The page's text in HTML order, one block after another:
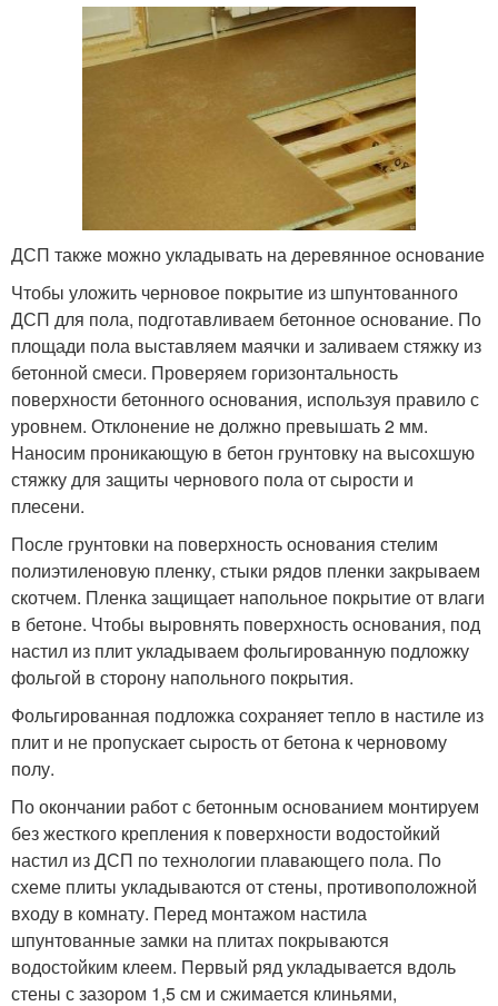
ДСП также можно укладывать на деревянное основание
Чтобы уложить черновое покрытие из шпунтованного
ДСП для пола, подготавливаем бетонное основание. По
площади пола выставляем маячки и заливаем стяжку из
бетонной смеси. Проверяем горизонтальность
поверхности бетонного основания, используя правило с
уровнем. Отклонение не должно превышать 2 мм.
Наносим проникающую в бетон грунтовку на высохшую
стяжку для защиты чернового пола от сырости и
плесени.
После грунтовки на поверхность основания стелим
полиэтиленовую пленку, стыки рядов пленки закрываем
скотчем. Пленка защищает напольное покрытие от влаги
в бетоне. Чтобы выровнять поверхность основания, под
настил из плит укладываем фольгированную подложку
фольгой в сторону напольного покрытия.
Фольгированная подложка сохраняет тепло в настиле из
плит и не пропускает сырость от бетона к черновому
полу.
По окончании работ с бетонным основанием монтируем
без жесткого крепления к поверхности водостойкий
настил из ДСП по технологии плавающего пола. По
схеме плиты укладываются от стены, противоположной
входу в комнату. Перед монтажом настила
шпунтованные замки на плитах покрываются
водостойким клеем. Первый ряд укладывается вдоль
стены с зазором 1,5 см и сжимается клиньями,